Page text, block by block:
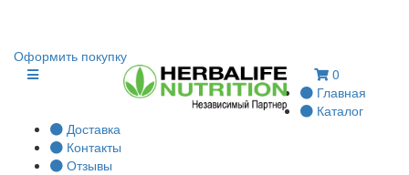
Оформить покупку
0
Главная
Каталог
Доставка
Контакты
Отзывы